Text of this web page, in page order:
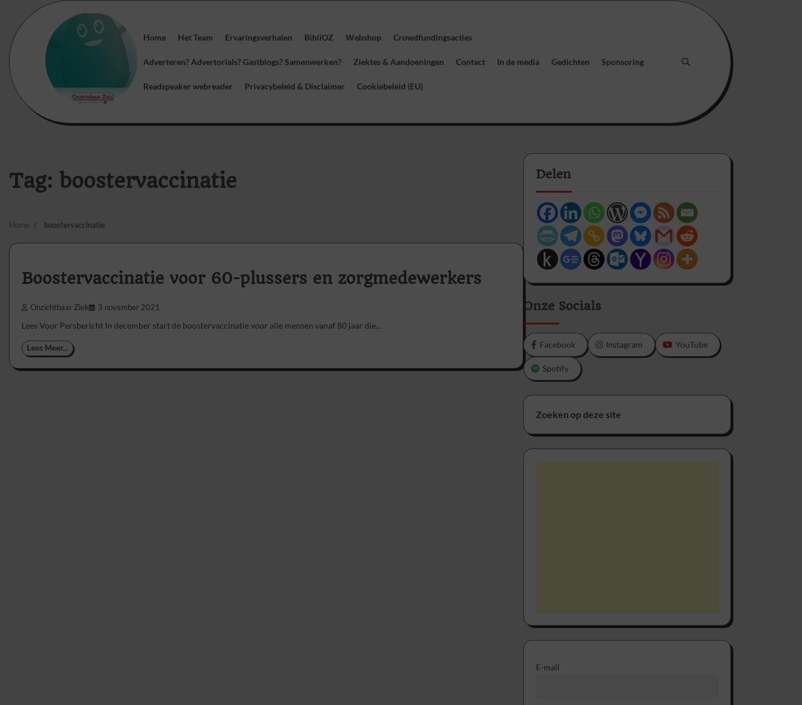
content
Home Het Team Ervaringsverhalen BibliOZ Webshop Crowdfundingsacties
Adverteren? Advertorials? Gastblogs? Samenwerken? Ziektes & Aandoeningen Contact In de media Gedichten Sponsoring
Readspeaker webreader Privacybeleid & Disclaimer Cookiebeleid (EU)
Tag: boostervaccinatie
Home boostervaccinatie
Boostervaccinatie voor 60-plussers en zorgmedewerkers
Onzichtbaar Ziek 3 november 2021
Lees Voor Persbericht In december start de boostervaccinatie voor alle mensen vanaf 80 jaar die…
Lees Meer...
Delen
Onze Socials
Facebook Instagram YouTube
Spotify
Zoeken op deze site
E-mail